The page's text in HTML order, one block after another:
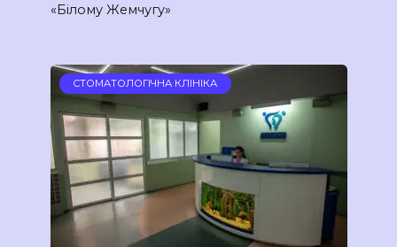
«Білому Жемчугу»
СТОМАТОЛОГІЧНА КЛІНІКА